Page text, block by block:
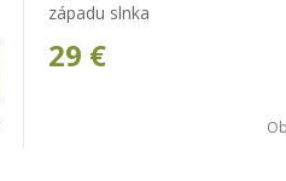
západu slnka
29 €